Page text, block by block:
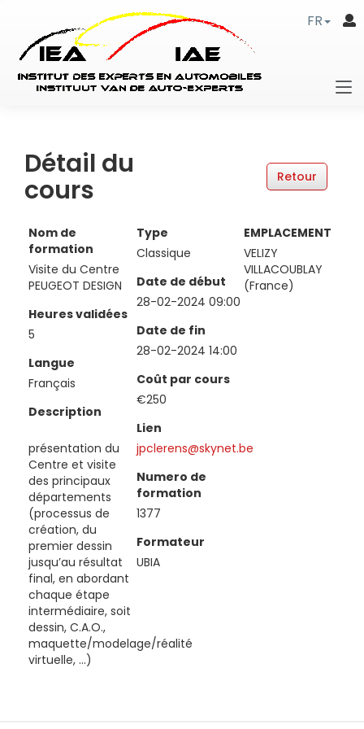
FR
Détail du
cours
Nom de
formation
Visite du Centre
PEUGEOT DESIGN
Heures validées
5
Langue
Français
Description
présentation du
Centre et visite
des principaux
départements
(processus de
création, du
premier dessin
jusqu’au résultat
final, en abordant
chaque étape
intermédiaire, soit
dessin, C.A.O.,
maquette/modelage/réalité
virtuelle, …)
Type
Classique
Date de début
28-02-2024 09:00
Date de fin
28-02-2024 14:00
Coût par cours
€250
Lien
jpclerens@skynet.be
Numero de
formation
1377
Formateur
UBIA
EMPLACEMENT
VELIZY
VILLACOUBLAY
(France)